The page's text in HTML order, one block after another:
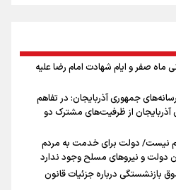
را شکست؛ «آهای مردم، آقا از
دلم ماند
برای پیاده روی اربعین
ماه صفر و ایام شهادت امام رضا علیه
جمهوری آذربایجان: در تفاهم
آذربایجان از ظرفیت‌های مشترک دو
نیست/ دولت برای خدمت به مردم
دولت و نیروهای مسلح وجود ندارد
بازنشستگی درباره جزئیات قانون